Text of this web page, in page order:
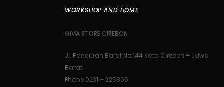
WORKSHOP AND HOME
GIVA STORE CIREBON
Jl. Pancuran Barat No.144 Kota Cirebon – Jawa
Barat
Phone 0231 – 225805